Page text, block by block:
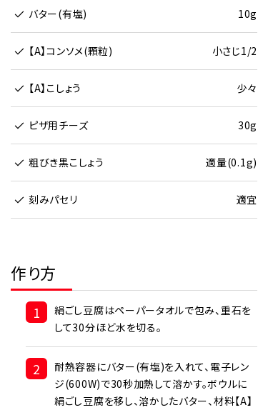
バター(有塩) 10g
【A】コンソメ(顆粒) 小さじ1/2
【A】こしょう 少々
ピザ用チーズ 30g
粗びき黒こしょう 適量(0.1g)
刻みパセリ 適宜
作り方
1
絹ごし豆腐はペーパータオルで包み、重石を
して30分ほど水を切る。
2
耐熱容器にバター(有塩)を入れて、電子レン
ジ(600W)で30秒加熱して溶かす。ボウルに
絹ごし豆腐を移し、溶かしたバター、材料【A】